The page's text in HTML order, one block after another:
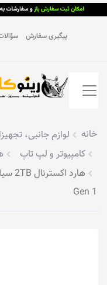
پیگیری سفارش
خانه لوازم جانبی،
کامپیوتر و لپ تاپ
Gen 1